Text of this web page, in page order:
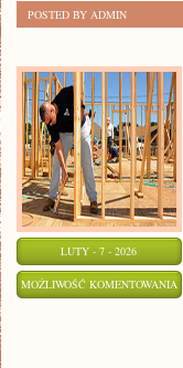
POSTED BY ADMIN
LUTY - 7 - 2026
MOŻLIWOŚĆ KOMENTOWANIA